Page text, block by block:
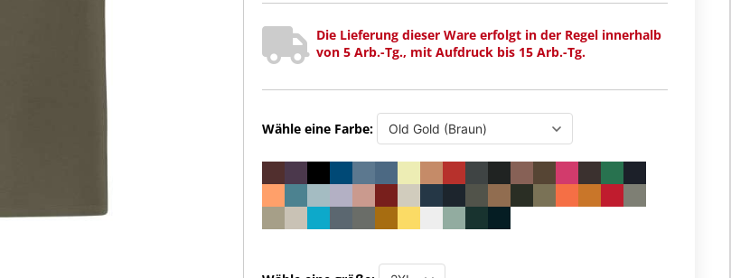
Die Lieferung dieser Ware erfolgt in der Regel innerhalb
von 5 Arb.-Tg., mit Aufdruck bis 15 Arb.-Tg.
Wähle eine Farbe: